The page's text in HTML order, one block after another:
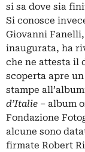
si sa dove sia
Si conosce
Giovanni
inaugurata, ha
che ne attesta il
scoperta apre
stampe
d’Italie – album
Fondazione
alcune sono
firmate Robert